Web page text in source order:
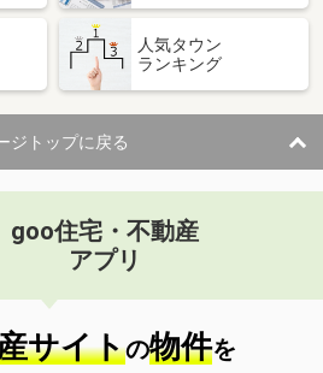
人気タウン
ランキング
ジトップに戻る
goo住宅・不動産
アプリ
サイトの物件を